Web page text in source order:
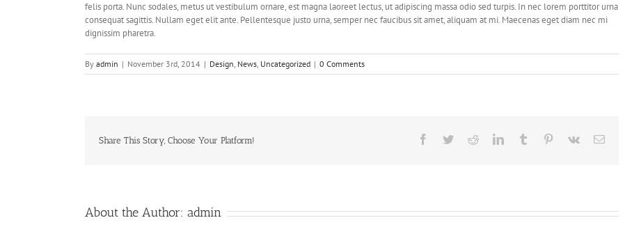
felis porta. Nunc sodales, metus ut vestibulum ornare, est magna laoreet lectus, ut adipiscing massa odio sed turpis. In nec lorem porttitor urna
consequat sagittis. Nullam eget elit ante. Pellentesque justo urna, semper nec faucibus sit amet, aliquam at mi. Maecenas eget diam nec mi
dignissim pharetra.
By admin | November 3rd, 2014 | Design, News, Uncategorized | 0 Comments
Share This Story, Choose Your Platform! Facebook
TwitterRedditLinkedInTumblr Pinterest
Vk Email
About the Author: admin